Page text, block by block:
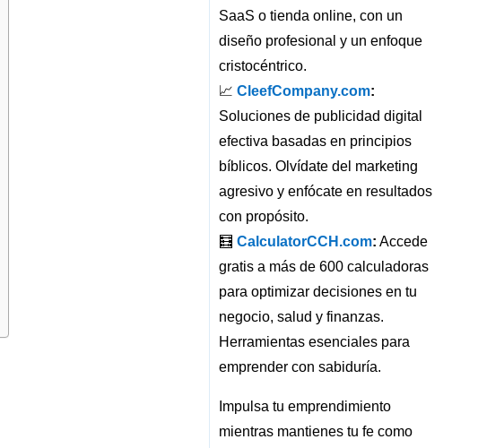
SaaS o tienda online, con un
diseño profesional y un enfoque
cristocéntrico.
📈 CleefCompany.com:
Soluciones de publicidad digital
efectiva basadas en principios
bíblicos. Olvídate del marketing
agresivo y enfócate en resultados
con propósito.
🧮 CalculatorCCH.com: Accede
gratis a más de 600 calculadoras
para optimizar decisiones en tu
negocio, salud y finanzas.
Herramientas esenciales para
emprender con sabiduría.
Impulsa tu emprendimiento
mientras mantienes tu fe como